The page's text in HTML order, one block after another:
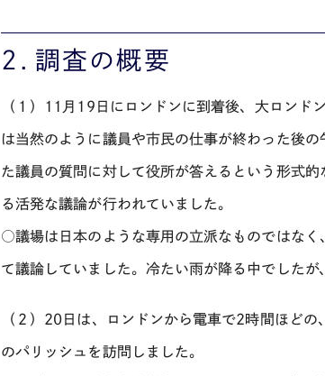
２．調査の概要
（１）11月19日にロンドンに到着後、大ロン
は当然のように議員や市民の仕事が終わった後
た議員の質問に対して役所が答えるという形式
る活発な議論が行われていました。
○議場は日本のような専用の立派なものではな
て議論していました。冷たい雨が降る中でした
（２）20日は、ロンドンから電車で2時間ほど
のパリッシュを訪問しました。